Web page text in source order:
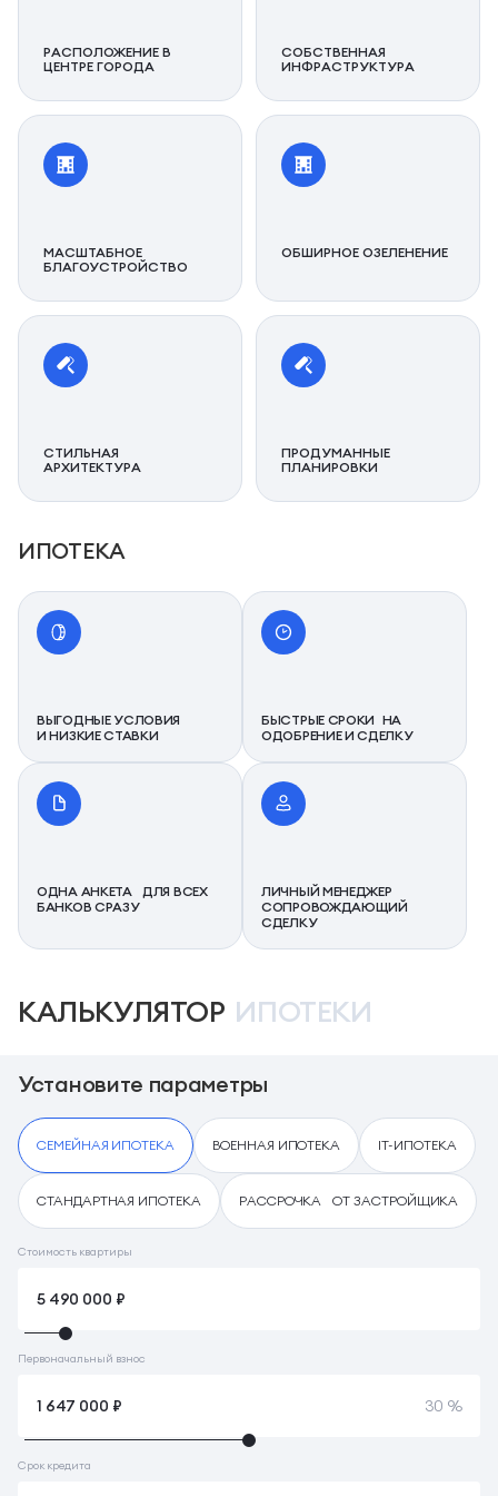
РАСПОЛОЖЕНИЕ В
ЦЕНТРЕ ГОРОДА
СОБСТВЕННАЯ
ИНФРАСТРУКТУРА
МАСШТАБНОЕ
БЛАГОУСТРОЙСТВО
ОБШИРНОЕ ОЗЕЛЕНЕНИЕ
СТИЛЬНАЯ
АРХИТЕКТУРА
ПРОДУМАННЫЕ
ПЛАНИРОВКИ
ИПОТЕКА
ВЫГОДНЫЕ УСЛОВИЯ
И НИЗКИЕ СТАВКИ
БЫСТРЫЕ СРОКИ НА
ОДОБРЕНИЕ И СДЕЛКУ
ОДНА АНКЕТА ДЛЯ ВСЕХ
БАНКОВ СРАЗУ
ЛИЧНЫЙ МЕНЕДЖЕР
СОПРОВОЖДАЮЩИЙ
СДЕЛКУ
КАЛЬКУЛЯТОР ИПОТЕКИ
Установите параметры
СЕМЕЙНАЯ ИПОТЕКА ВОЕННАЯ ИПОТЕКА IT-ИПОТЕКА
СТАНДАРТНАЯ ИПОТЕКА РАССРОЧКА ОТ ЗАСТРОЙЩИКА
Стоимость квартиры
Первоначальный взнос
30 %
Срок кредита